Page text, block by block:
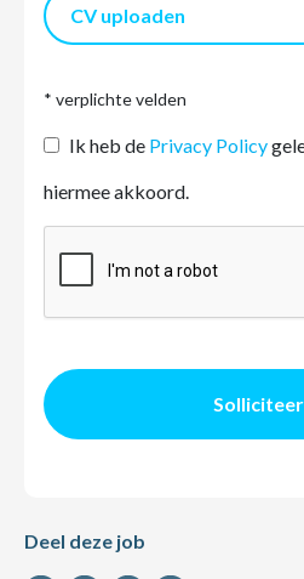
CV uploaden
* verplichte velden
Ik heb de Privacy Policy
hiermee akkoord.
Deel deze job